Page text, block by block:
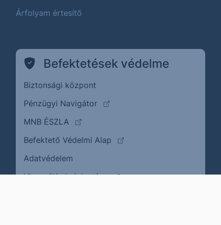
Árfolyam értesítő
Befektetések védelme
Biztonsági központ
Pénzügyi Navigátor
(külső oldalra ugrik)
MNB ÉSZLA
(külső oldalra ugrik)
Befektető Védelmi Alap
(külső oldalra ugrik)
Adatvédelem
Visszaélés bejelentése(külső oldalra ugrik)